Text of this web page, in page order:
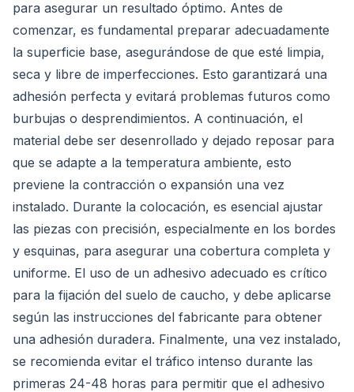
para asegurar un resultado óptimo. Antes de
comenzar, es fundamental preparar adecuadamente
la superficie base, asegurándose de que esté limpia,
seca y libre de imperfecciones. Esto garantizará una
adhesión perfecta y evitará problemas futuros como
burbujas o desprendimientos. A continuación, el
material debe ser desenrollado y dejado reposar para
que se adapte a la temperatura ambiente, esto
previene la contracción o expansión una vez
instalado. Durante la colocación, es esencial ajustar
las piezas con precisión, especialmente en los bordes
y esquinas, para asegurar una cobertura completa y
uniforme. El uso de un adhesivo adecuado es crítico
para la fijación del suelo de caucho, y debe aplicarse
según las instrucciones del fabricante para obtener
una adhesión duradera. Finalmente, una vez instalado,
se recomienda evitar el tráfico intenso durante las
primeras 24-48 horas para permitir que el adhesivo